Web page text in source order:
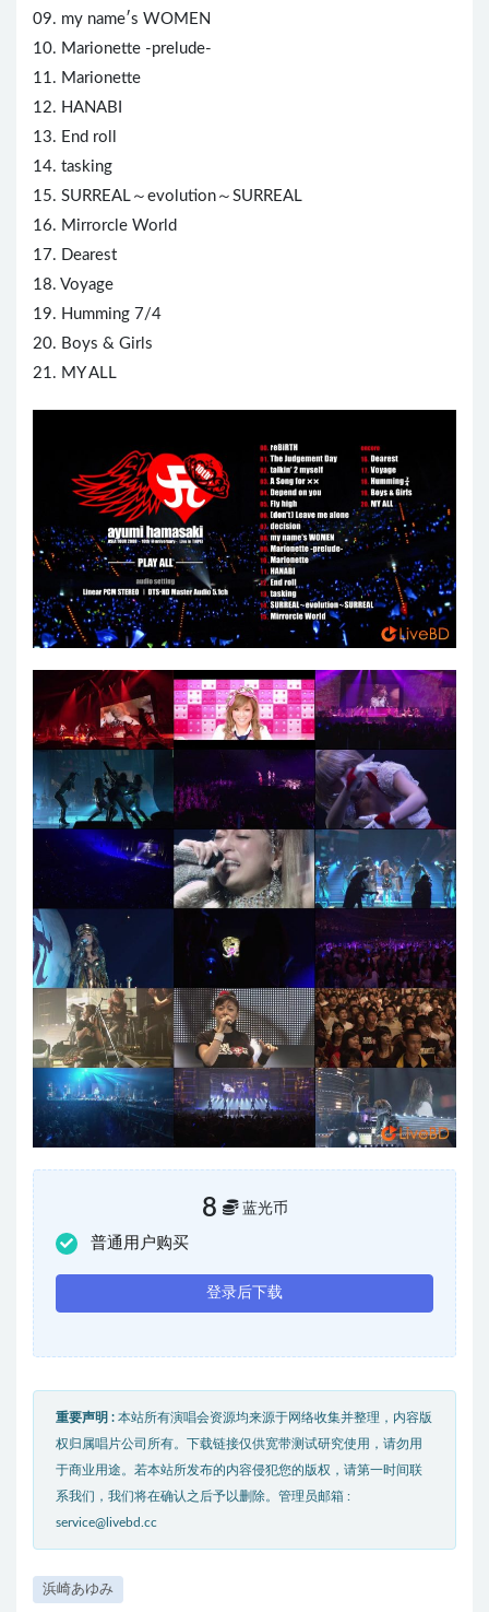
09. my name′s WOMEN
10. Marionette -prelude-
11. Marionette
12. HANABI
13. End roll
14. tasking
15. SURREAL～evolution～SURREAL
16. Mirrorcle World
17. Dearest
18. Voyage
19. Humming 7/4
20. Boys & Girls
21. MY ALL
8 蓝光币
普通用户购买
登录后下载
重要声明 : 本站所有演唱会资源均来源于网络收集并整理，内容版
权归属唱片公司所有。下载链接仅供宽带测试研究使用，请勿用
于商业用途。若本站所发布的内容侵犯您的版权，请第一时间联
系我们，我们将在确认之后予以删除。管理员邮箱 :
service@livebd.cc
浜崎あゆみ